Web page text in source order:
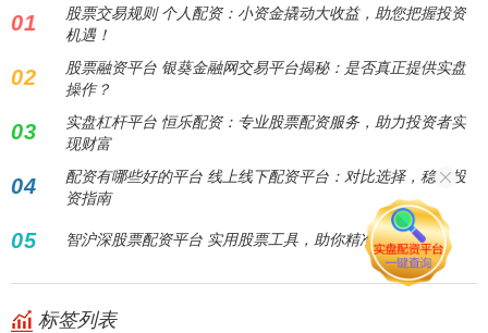
01
股票交易规则 个人配资：小资金撬动大收益，助您把握投资
机遇！
02
股票融资平台 银葵金融网交易平台揭秘：是否真正提供实盘
操作？
03
实盘杠杆平台 恒乐配资：专业股票配资服务，助力投资者实
现财富
04
配资有哪些好的平台 线上线下配资平台：对比选择，稳健投
资指南
05 智沪深股票配资平台 实用股票工具，助你精准投资决策！
标签列表